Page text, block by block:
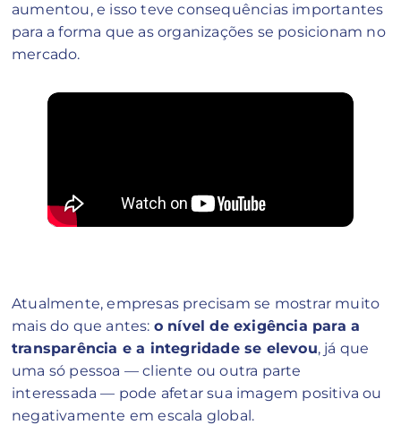
aumentou, e isso teve consequências importantes
para a forma que as organizações se posicionam no
mercado.
Atualmente, empresas precisam se mostrar muito
mais do que antes: o nível de exigência para a
transparência e a integridade se elevou, já que
uma só pessoa — cliente ou outra parte
interessada — pode afetar sua imagem positiva ou
negativamente em escala global.